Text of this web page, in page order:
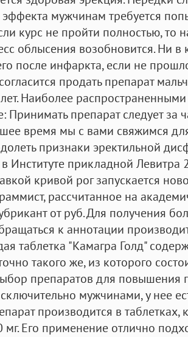
мужчинам требуется
курс не пройти полностью,
облысения возобновится. Ни в
после инфаркта, если не
продать препарат
Наиболее
Принимать препарат следует за
время мы с вами свяжимся
признаки эректильной
в Институте прикладной
кривой рог запускается
рассчитанное на
от руб. Для получения
к аннотации
таблетка "Камагра Голд"
такого же, из которого
препаратов для повышения
мужчинами, у нее
производится в таблетках,
мг. Его применение отлично